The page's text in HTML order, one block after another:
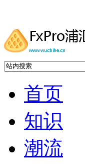
首页
知识
潮流